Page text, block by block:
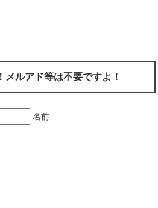
メルアド等は不要ですよ！
名前